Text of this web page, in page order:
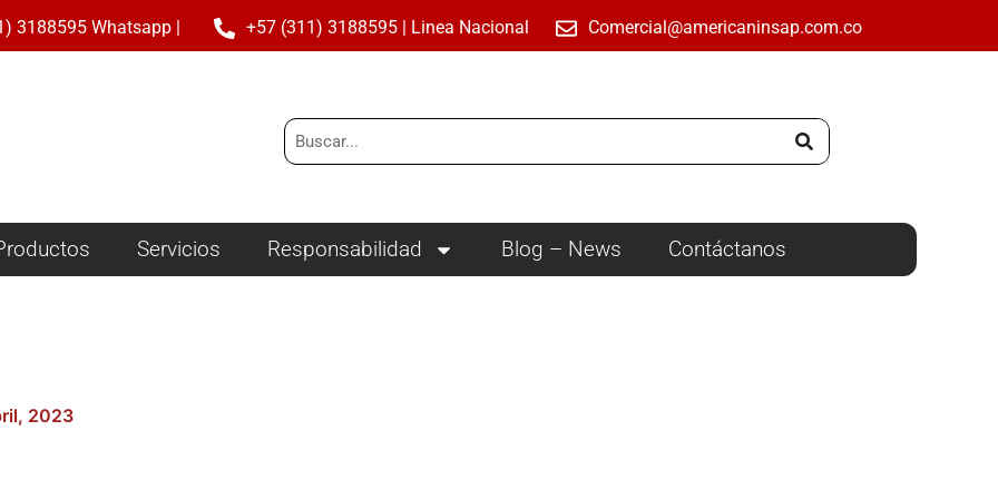
3188595 Whatsapp | +57 (311) 3188595 | Linea Nacional Comercial@americaninsap.com.co
Servicios Responsabilidad Blog – News Contáctanos
2023